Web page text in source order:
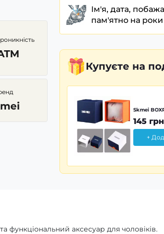
Ім'я, дата,
пам'ятно на роки
Купуєте на
Skmei
145 грн
+
функціональний аксесуар для чоловіків.